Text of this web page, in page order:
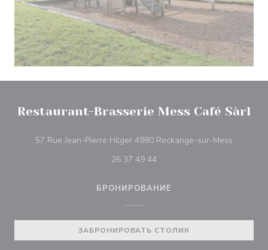
Restaurant-Brasserie Mess Café Sàrl
57 Rue Jean-Pierre Hilger 4980 Reckange-sur-Mess
26 37 49 44
БРОНИРОВАНИЕ
ЗАБРОНИРОВАТЬ СТОЛИК